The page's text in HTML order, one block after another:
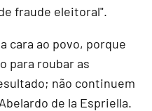
fraude eleitoral".
cara ao povo, porque
para roubar as
não continuem
de la Espriella.